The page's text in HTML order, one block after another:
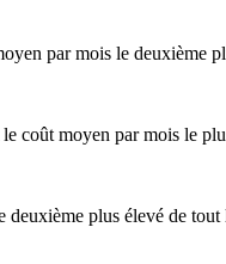
par mois le deuxième
coût moyen par mois le
plus élevé de tout